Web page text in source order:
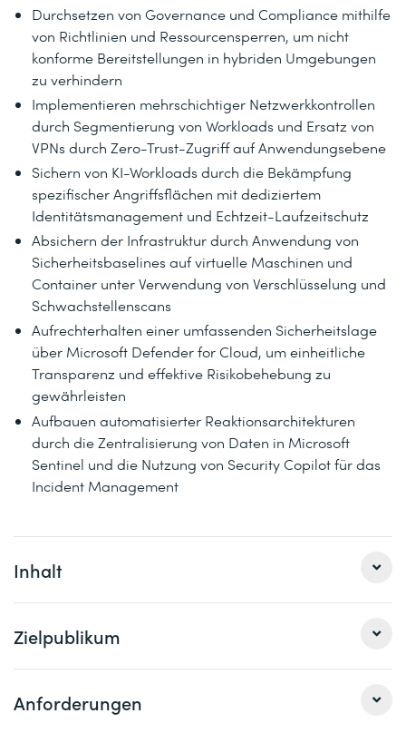
Durchsetzen von Governance und Compliance mithilfe
von Richtlinien und Ressourcensperren, um nicht
konforme Bereitstellungen in hybriden Umgebungen
zu verhindern
Implementieren mehrschichtiger Netzwerkkontrollen
durch Segmentierung von Workloads und Ersatz von
VPNs durch Zero-Trust-Zugriff auf Anwendungsebene
Sichern von KI-Workloads durch die Bekämpfung
spezifischer Angriffsflächen mit dediziertem
Identitätsmanagement und Echtzeit-Laufzeitschutz
Absichern der Infrastruktur durch Anwendung von
Sicherheitsbaselines auf virtuelle Maschinen und
Container unter Verwendung von Verschlüsselung und
Schwachstellenscans
Aufrechterhalten einer umfassenden Sicherheitslage
über Microsoft Defender for Cloud, um einheitliche
Transparenz und effektive Risikobehebung zu
gewährleisten
Aufbauen automatisierter Reaktionsarchitekturen
durch die Zentralisierung von Daten in Microsoft
Sentinel und die Nutzung von Security Copilot für das
Incident Management
Inhalt
1 Sicherer Zugriff auf Ressourcen mit Microsoft Entra
wichtigsten Aufgaben im Bereich der Cloud-Sicherheit.
Eine falsch konfigurierte Authentifizierungsrichtlinie, ein
Zielpublikum
Als Kandidat für diesen Kurs bist du ein
Sicherheitsingenieur, der die Systeme und Daten von
Anforderungen